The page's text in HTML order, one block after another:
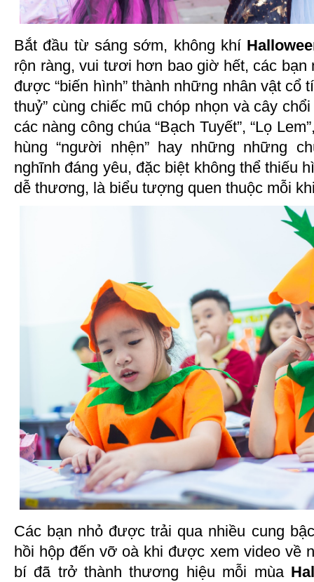
Bắt đầu từ sáng sớm, không khí
rộn ràng, vui tươi hơn bao giờ hết, các bạn
được “biến hình” thành những nhân vật cổ
thuỷ” cùng chiếc mũ chóp nhọn và cây
các nàng công chúa “Bạch Tuyết”, “Lọ
hùng “người nhện” hay những những
nghĩnh đáng yêu, đặc biệt không thể thiếu
dễ thương, là biểu tượng quen thuộc mỗi
Các bạn nhỏ được trải qua nhiều cung
hồi hộp đến vỡ oà khi được xem video về
bí đã trở thành thương hiệu mỗi mùa